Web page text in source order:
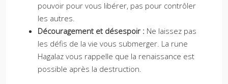
pouvoir pour vous libérer, pas pour contrôler
les autres.
Découragement et désespoir : Ne laissez pas
les défis de la vie vous submerger. La rune
Hagalaz vous rappelle que la renaissance est
possible après la destruction.